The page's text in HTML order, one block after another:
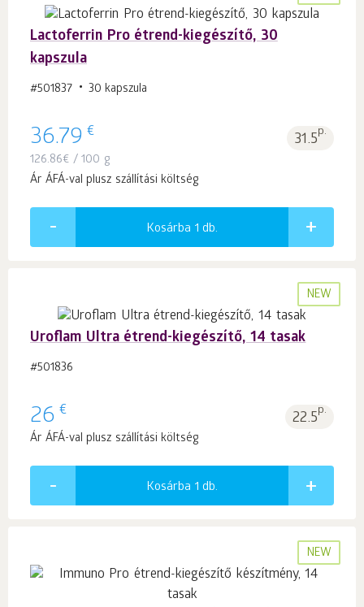
Lactoferrin Pro étrend-kiegészítő, 30
kapszula
#501837 30 kapszula
36.79 € 31.5p.
126.86€ / 100 g
Ár ÁFÁ-val plusz szállítási költség
Kosárba 1 db.
NEW
Uroflam Ultra étrend-kiegészítő, 14 tasak
#501836
26 € 22.5p.
Ár ÁFÁ-val plusz szállítási költség
Kosárba 1 db.
NEW